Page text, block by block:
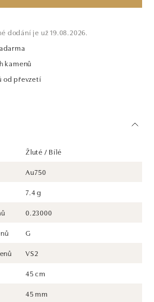
dodání je už 19.08.2026.
kamenů
od převzetí
Žluté / Bílé
Au750
7.4 g
0.23000
G
VS2
45 cm
45 mm